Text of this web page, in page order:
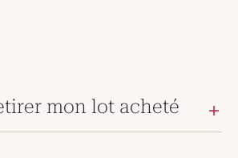
mon lot acheté